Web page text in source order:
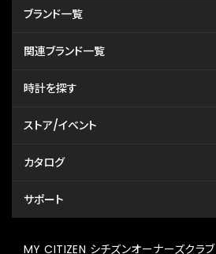
ブランド一覧
関連ブランド一覧
時計を探す
ストア/イベント
カタログ
サポート
MY CITIZEN シチズンオーナーズクラブ